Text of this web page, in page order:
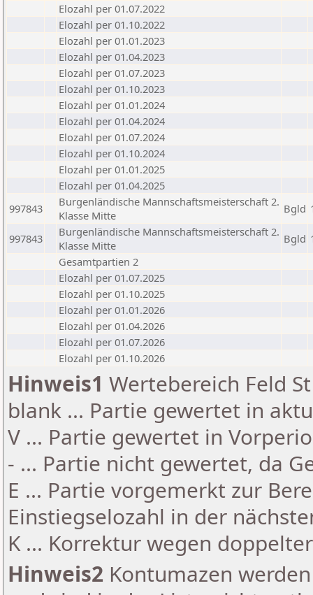
Elozahl per 01.07.2022
Elozahl per 01.10.2022
Elozahl per 01.01.2023
Elozahl per 01.04.2023
Elozahl per 01.07.2023
Elozahl per 01.10.2023
Elozahl per 01.01.2024
Elozahl per 01.04.2024
Elozahl per 01.07.2024
Elozahl per 01.10.2024
Elozahl per 01.01.2025
Elozahl per 01.04.2025
997843
Burgenländische Mannschaftsmeisterschaft 2.
Klasse Mitte
Bgld
997843
Burgenländische Mannschaftsmeisterschaft 2.
Klasse Mitte
Bgld
Gesamtpartien 2
Elozahl per 01.07.2025
Elozahl per 01.10.2025
Elozahl per 01.01.2026
Elozahl per 01.04.2026
Elozahl per 01.07.2026
Elozahl per 01.10.2026
Hinweis1 Wertebereich Feld
blank ... Partie gewertet in
V ... Partie gewertet in
- ... Partie nicht gewertet, da
E ... Partie vorgemerkt zur
Einstiegselozahl in der
K ... Korrektur wegen
Hinweis2 Kontumazen